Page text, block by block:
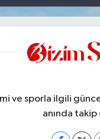
ve sporla ilgili
anında takip